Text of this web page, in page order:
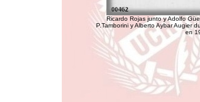
Ricardo Rojas junto y Adolfo
P.Tamborini y Alberto Aybar Augier
en